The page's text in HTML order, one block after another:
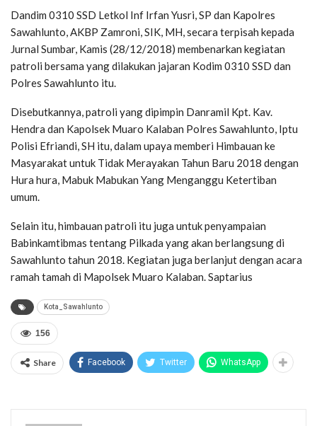
Dandim 0310 SSD Letkol Inf Irfan Yusri, SP dan Kapolres
Sawahlunto, AKBP Zamroni, SIK, MH, secara terpisah kepada
Jurnal Sumbar, Kamis (28/12/2018) membenarkan kegiatan
patroli bersama yang dilakukan jajaran Kodim 0310 SSD dan
Polres Sawahlunto itu.
Disebutkannya, patroli yang dipimpin Danramil Kpt. Kav.
Hendra dan Kapolsek Muaro Kalaban Polres Sawahlunto, Iptu
Polisi Efriandi, SH itu, dalam upaya memberi Himbauan ke
Masyarakat untuk Tidak Merayakan Tahun Baru 2018 dengan
Hura hura, Mabuk Mabukan Yang Menganggu Ketertiban
umum.
Selain itu, himbauan patroli itu juga untuk penyampaian
Babinkamtibmas tentang Pilkada yang akan berlangsung di
Sawahlunto tahun 2018. Kegiatan juga berlanjut dengan acara
ramah tamah di Mapolsek Muaro Kalaban. Saptarius
Kota_Sawahlunto
156
Share Facebook Twitter WhatsApp